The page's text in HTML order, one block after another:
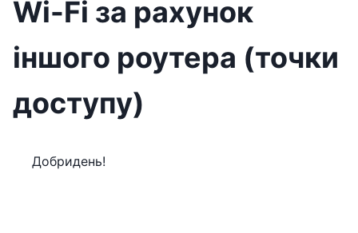
Wi-Fi за рахунок
іншого роутера (точки
доступу)
Добридень!